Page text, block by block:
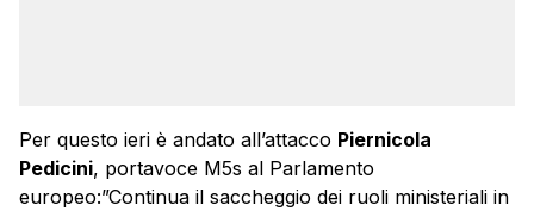
Per questo ieri è andato all’attacco Piernicola
Pedicini, portavoce M5s al Parlamento
europeo:”Continua il saccheggio dei ruoli ministeriali in